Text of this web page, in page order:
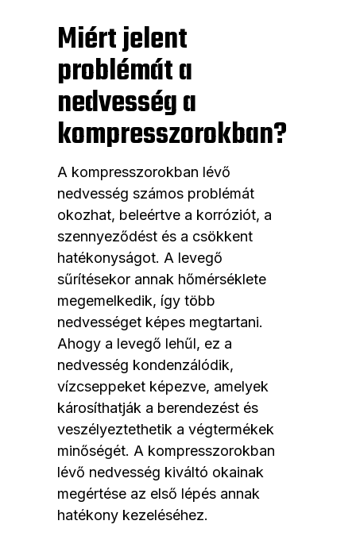
Miért jelent
problémát a
nedvesség a
kompresszorokban?
A kompresszorokban lévő
nedvesség számos problémát
okozhat, beleértve a korróziót, a
szennyeződést és a csökkent
hatékonyságot. A levegő
sűrítésekor annak hőmérséklete
megemelkedik, így több
nedvességet képes megtartani.
Ahogy a levegő lehűl, ez a
nedvesség kondenzálódik,
vízcseppeket képezve, amelyek
károsíthatják a berendezést és
veszélyeztethetik a végtermékek
minőségét. A kompresszorokban
lévő nedvesség kiváltó okainak
megértése az első lépés annak
hatékony kezeléséhez.